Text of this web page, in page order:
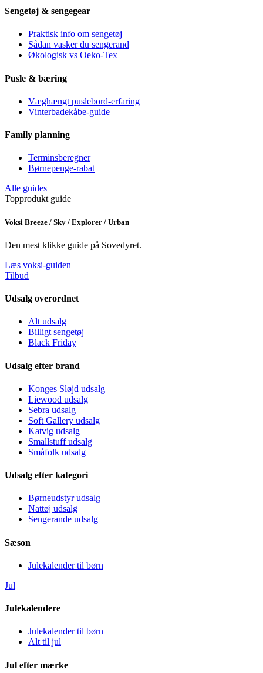
Sengetøj & sengegear
Praktisk info om sengetøj
Sådan vasker du sengerand
Økologisk vs Oeko-Tex
Pusle & bæring
Væghængt puslebord-erfaring
Vinterbadekåbe-guide
Family planning
Terminsberegner
Børnepenge-rabat
Alle guides
Topprodukt guide
Voksi Breeze / Sky / Explorer / Urban
Den mest klikke guide på Sovedyret.
Læs voksi-guiden
Tilbud
Udsalg overordnet
Alt udsalg
Billigt sengetøj
Black Friday
Udsalg efter brand
Konges Sløjd udsalg
Liewood udsalg
Sebra udsalg
Soft Gallery udsalg
Katvig udsalg
Smallstuff udsalg
Småfolk udsalg
Udsalg efter kategori
Børneudstyr udsalg
Nattøj udsalg
Sengerande udsalg
Sæson
Julekalender til børn
Jul
Julekalendere
Julekalender til børn
Alt til jul
Jul efter mærke